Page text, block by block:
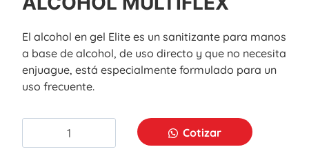
El alcohol en gel Elite es un sanitizante para manos
a base de alcohol, de uso directo y que no necesita
enjuague, está especialmente formulado para un
uso frecuente.
Cotizar